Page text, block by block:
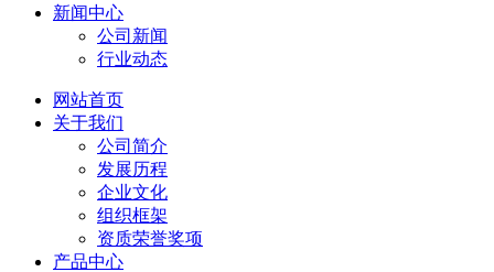
新闻中心
公司新闻
行业动态
网站首页
关于我们
公司简介
发展历程
企业文化
组织框架
资质荣誉奖项
产品中心